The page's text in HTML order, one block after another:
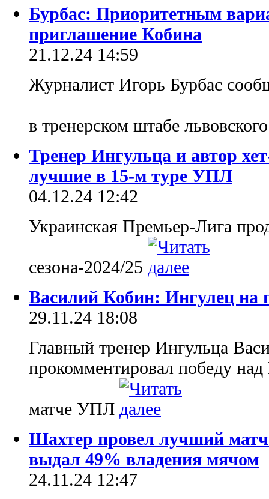
Бурбас: Приоритетным
приглашение Кобина
21.12.24 14:59
Журналист Игорь Бурбас
в тренерском штабе
Тренер Ингульца и автор
лучшие в 15-м туре УПЛ
04.12.24 12:42
Украинская Премьер-Лига
сезона-2024/25
Василий Кобин: Ингулец на
29.11.24 18:08
Главный тренер Ингульца
прокомментировал победу
матче УПЛ
Шахтер провел лучший матч
выдал 49% владения мячом
24.11.24 12:47